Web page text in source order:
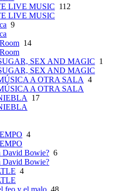
LIVE MUSIC 112
LIVE MUSIC
9
14
SEX AND MAGIC 1
SEX AND MAGIC
A OTRA SALA 4
A OTRA SALA
17
4
David Bowie? 6
David Bowie?
4